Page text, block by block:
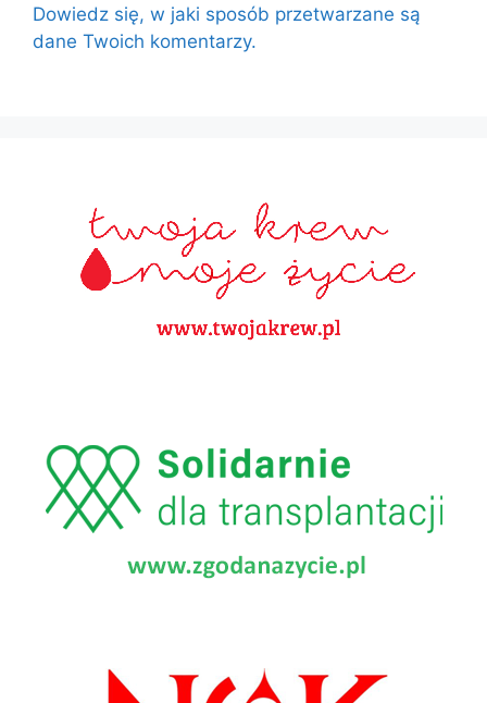
Dowiedz się, w jaki sposób przetwarzane są
dane Twoich komentarzy.